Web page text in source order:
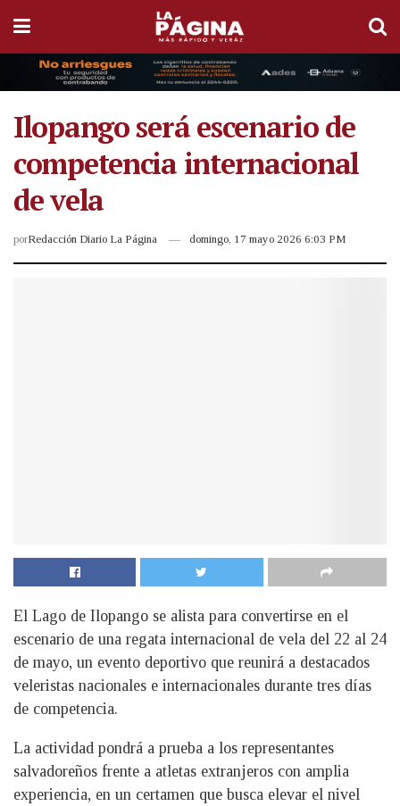
Ilopango será escenario de
competencia internacional
de vela
porRedacción Diario La Página domingo, 17 mayo 2026 6:03 PM
El Lago de Ilopango se alista para convertirse en el
escenario de una regata internacional de vela del 22 al 24
de mayo, un evento deportivo que reunirá a destacados
veleristas nacionales e internacionales durante tres días
de competencia.
La actividad pondrá a prueba a los representantes
salvadoreños frente a atletas extranjeros con amplia
experiencia, en un certamen que busca elevar el nivel